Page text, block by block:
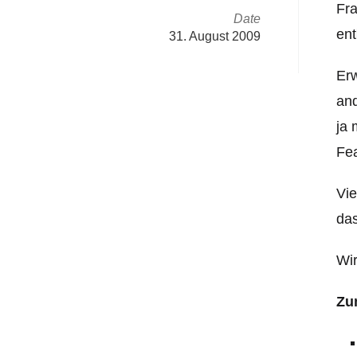
ja
Date
31. August 2009